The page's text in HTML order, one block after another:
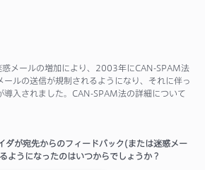
惑メールの増加により、2003年にCAN-SPAM法
ールの送信が規制されるようになり、それに伴っ
導入されました。CAN-SPAM法の詳細について
ダが宛先からのフィードバック(または迷惑メー
ようになったのはいつからでしょうか？